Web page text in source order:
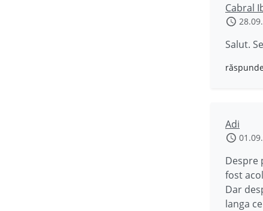
Cabral
Salut.
Adi
Despre
fost
Dar
langa